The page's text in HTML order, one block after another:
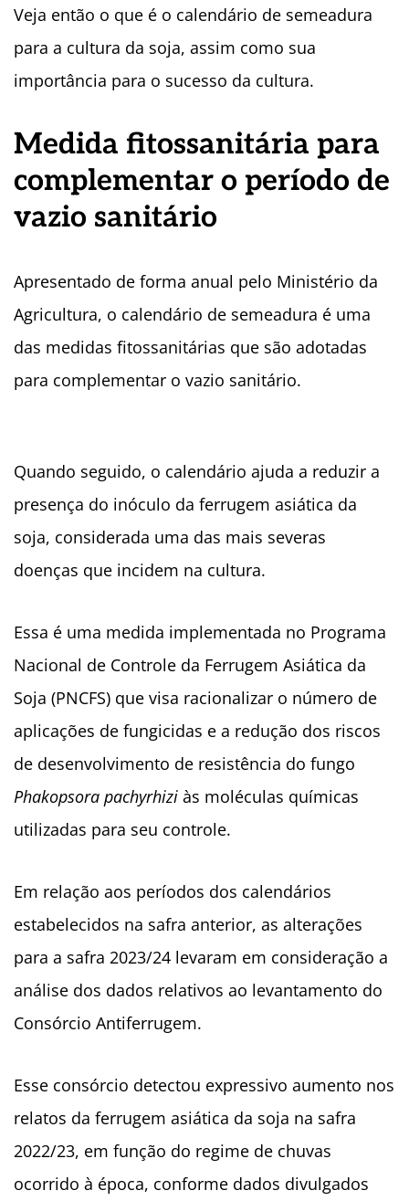
Veja então o que é o calendário de semeadura
para a cultura da soja, assim como sua
importância para o sucesso da cultura.
Medida fitossanitária para
complementar o período de
vazio sanitário
Apresentado de forma anual pelo Ministério da
Agricultura, o calendário de semeadura é uma
das medidas fitossanitárias que são adotadas
para complementar o vazio sanitário.
Quando seguido, o calendário ajuda a reduzir a
presença do inóculo da ferrugem asiática da
soja, considerada uma das mais severas
doenças que incidem na cultura.
Essa é uma medida implementada no Programa
Nacional de Controle da Ferrugem Asiática da
Soja (PNCFS) que visa racionalizar o número de
aplicações de fungicidas e a redução dos riscos
de desenvolvimento de resistência do fungo
Phakopsora pachyrhizi às moléculas químicas
utilizadas para seu controle.
Em relação aos períodos dos calendários
estabelecidos na safra anterior, as alterações
para a safra 2023/24 levaram em consideração a
análise dos dados relativos ao levantamento do
Consórcio Antiferrugem.
Esse consórcio detectou expressivo aumento nos
relatos da ferrugem asiática da soja na safra
2022/23, em função do regime de chuvas
ocorrido à época, conforme dados divulgados